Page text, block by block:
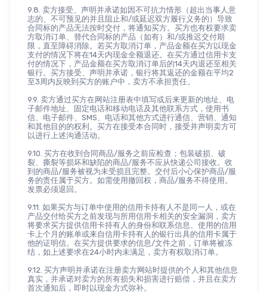
9.8. 卖方接受、声明并承诺如因不可抗力情形（超出当事人意
志的、不可预见的并且阻止和/或延迟双方履行义务的）导致
合同标的产品无法按时交付，将通知买方。买方也有权要求卖
方取消订单、替代合同标的产品（如有）和/或推迟交付期
限，直至障碍消除。若买方取消订单，产品金额在买方以现金
支付的情况下将在14天内现金全额退还。在买方通过信用卡支
付的情况下，产品金额在买方取消订单后的14天内退还至相关
银行。买方接受、声明并承诺，银行将其返还的金额在平均2
至3周内反映到买方的账户中，卖方不承担责任。
9.9. 卖方通过买方在网站注册表中填写或后来更新的地址、电
子邮件地址、固定电话和移动电话及其他联系方式，使用书
信、电子邮件、SMS、电话和其他方式进行通信、营销、通知
和其他目的的权利。买方在接受本合同时，接受并声明卖方可
以进行上述沟通活动。
9.10. 买方在收到合同商品/服务之前应检查；包装破损、破
裂、撕裂等损坏和缺陷的商品/服务不应从快递公司接收。收
到的商品/服务被视为未受损且完整。交付后小心保护商品/服
务的责任属于买方。如需使用撤回权，商品/服务不得使用。
发票必须退回。
9.11. 如果买方与订单中使用的信用卡持有人不是同一人，或在
产品交付给买方之前发现与所用信用卡相关的安全漏洞，卖方
将要求买方提供信用卡持有人的身份和联系信息、使用的信用
卡上个月的账单或来自信用卡持有人的银行出具的信用卡属于
他的证明信。在买方提供要求的信息/文件之前，订单将被冻
结，如上述要求在24小时内未满足，卖方有权取消订单。
9.12. 买方声明并承诺在注册卖方网站时提供的个人和其他信息
真实，并承诺对卖方的所有损失和损害进行赔偿，并且在卖方
首次通知后，即时以现金方式弥补。